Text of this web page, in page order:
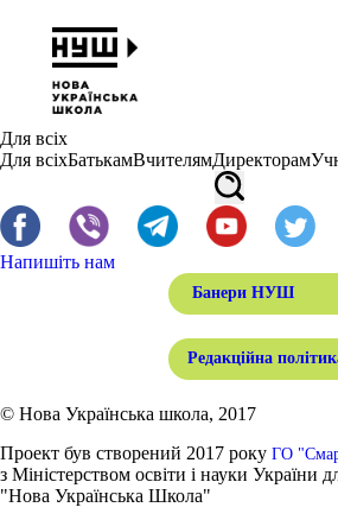
Для всіх
Для всіхБатькамВчителямДиректорам
Напишіть нам
Банери НУШ
Редакційна
© Нова Українська школа, 2017
Проект був створений 2017 року ГО
з Міністерством освіти і науки України
"Нова Українська Школа"